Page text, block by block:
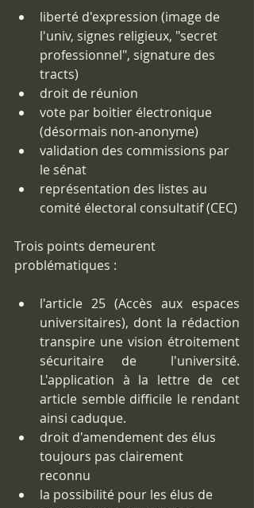
liberté d'expression (image de
l'univ, signes religieux, "secret
professionnel", signature des
tracts)
droit de réunion
vote par boitier électronique
(désormais non-anonyme)
validation des commissions par
le sénat
représentation des listes au
comité électoral consultatif (CEC)
Trois points demeurent
problématiques :
l'article 25 (Accès aux espaces
universitaires), dont la rédaction
transpire une vision étroitement
sécuritaire de  l'université.
L'application à la lettre de cet
article semble difficile le rendant
ainsi caduque.
droit d'amendement des élus
toujours pas clairement
reconnu
la possibilité pour les élus de